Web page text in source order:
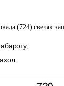
(724) свечак